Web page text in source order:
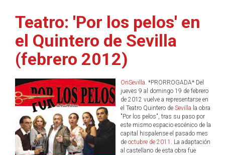
Teatro: 'Por los pelos' en
el Quintero de Sevilla
(febrero 2012)
OnSevilla. *PRORROGADA* Del
jueves 9 al domingo 19 de febrero
de 2012 vuelve a representarse en
el Teatro Quintero de Sevilla la obra
"Por los pelos", tras su paso por
este mismo espacio escénico de la
capital hispalense el pasado mes
de octubre de 2011 . La adaptación
al castellano de esta obra fue